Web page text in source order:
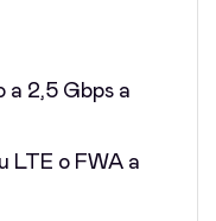
a 2,5 Gbps a
o FWA a